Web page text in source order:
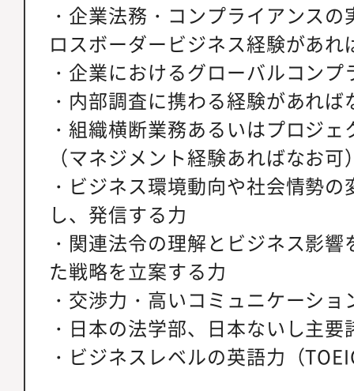
・企業法務・コンプライアンス
ロスボーダービジネス経験があれ
・企業におけるグローバルコン
・内部調査に携わる経験があれば
・組織横断業務あるいはプロジ
（マネジメント経験あればなお可
・ビジネス環境動向や社会情勢
し、発信する力
・関連法令の理解とビジネス影
た戦略を立案する力
・交渉力・高いコミュニケーショ
・日本の法学部、日本ないし主
・ビジネスレベルの英語力（